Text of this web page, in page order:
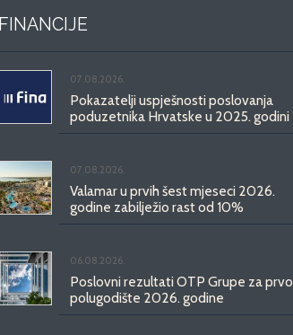
FINANCIJE
07.08.2026.
Pokazatelji uspješnosti poslovanja
poduzetnika Hrvatske u 2025. godini
07.08.2026.
Valamar u prvih šest mjeseci 2026.
godine zabilježio rast od 10%
06.08.2026.
Poslovni rezultati OTP Grupe za prvo
polugodište 2026. godine